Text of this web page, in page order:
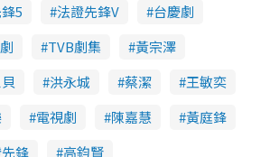
5 法證先鋒V
台慶劇
TVB劇集
黃宗澤
洪永城 蔡潔
王敏奕
電視劇 陳嘉慧
黃庭鋒
鋒 高鈞賢